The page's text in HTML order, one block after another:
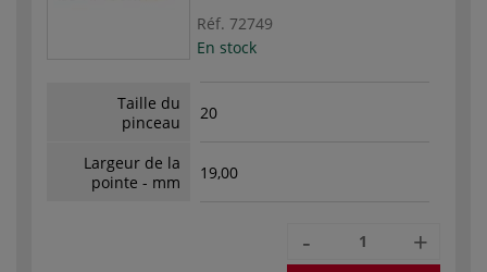
Réf. 72749
En stock
Taille du
pinceau
20
Largeur de la
pointe - mm
19,00
- +